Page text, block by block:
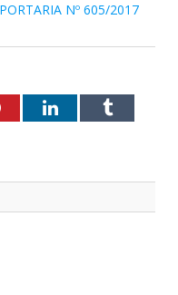
Nº 605/2017
PinterestLinkedInTumblr